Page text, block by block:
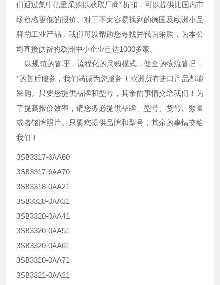
们通过集中批量采购以获取厂商*折扣，可以提供比国内市
场价格更低的报价。对于不太容易找到的德国及欧洲小品
牌的工业产品，我们可以帮助您寻找并代为采购，为本公
司直接供货的欧洲中小企业已达1000多家。
以规范的管理，流程化的采购模式，健全的物流管理，
*的售后服务，我们竭诚为您服务！欧洲所有进口产品都能
采购。只要您提供品牌和型号，其余的事情交给我们！为
了提高报价效率，请您务必提供品牌、型号、货号、数量
或者铭牌照片。只要您提供品牌和型号，其余的事情交给
我们！
3SB3317-6AA60
3SB3317-6AA70
3SB3318-0AA21
3SB3320-0AA31
3SB3320-0AA41
3SB3320-0AA51
3SB3320-0AA61
3SB3320-0AA71
3SB3321-0AA21